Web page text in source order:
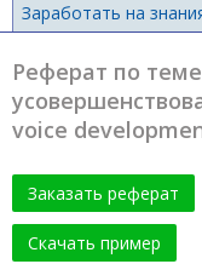
Заработать на
Реферат по
voice
Заказать реферат
Скачать пример